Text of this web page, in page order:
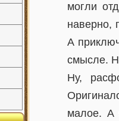
могли
наверно,
А
смысле.
Ну,
малое. А